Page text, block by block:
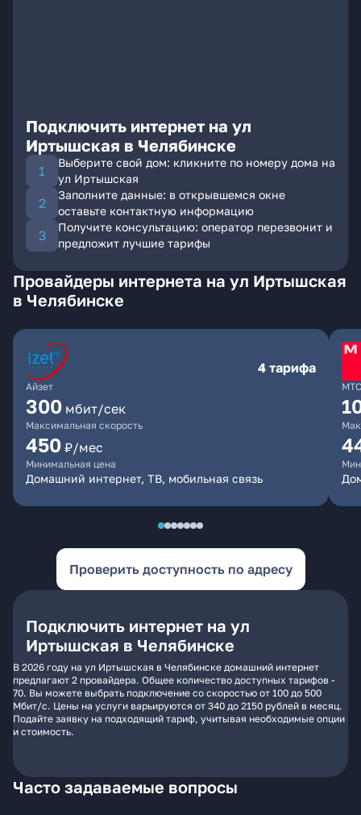
Подключить интернет на ул
Иртышская в Челябинске
Выберите свой дом: кликните по номеру дома на
ул Иртышская
Заполните данные: в открывшемся окне
оставьте контактную информацию
Получите консультацию: оператор перезвонит и
предложит лучшие тарифы
Провайдеры интернета на ул Иртышская
в Челябинске
Айзет
4 тарифа
300 мбит/сек
Максимальная скорость
450 ₽/мес
Минимальная цена
Домашний интернет, ТВ, мобильная связь
МТС
Проверить доступность по адресу
Подключить интернет на ул
Иртышская в Челябинске
В 2026 году на ул Иртышская в Челябинске домашний интернет
предлагают 2 провайдера. Общее количество доступных тарифов -
70. Вы можете выбрать подключение со скоростью от 100 до 500
Мбит/с. Цены на услуги варьируются от 340 до 2150 рублей в месяц.
Подайте заявку на подходящий тариф, учитывая необходимые опции
и стоимость.
Часто задаваемые вопросы